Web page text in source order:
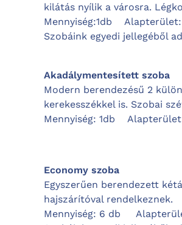
kilátás nyílik a városra.
Mennyiség:1db
Szobáink egyedi jellegéből
Akadálymentesített szoba
Modern berendezésű 2
kerekesszékkel is. Szobai
Mennyiség: 1db
Economy szoba
Egyszerűen berendezett
hajszárítóval rendelkeznek.
Mennyiség: 6 db